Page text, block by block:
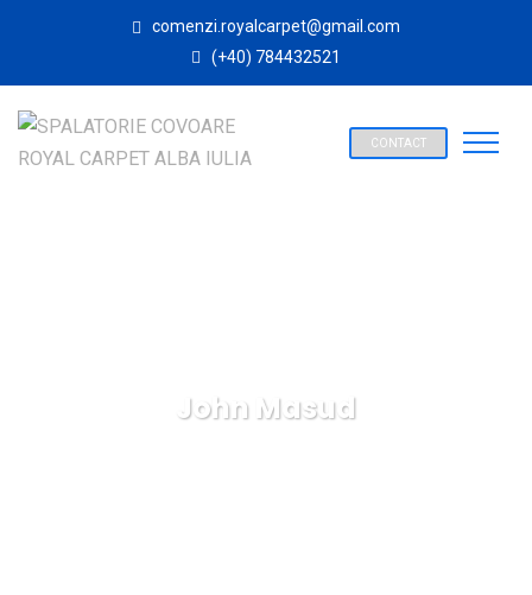
comenzi.royalcarpet@gmail.com
(+40) 784432521
CONTACT
John Masud